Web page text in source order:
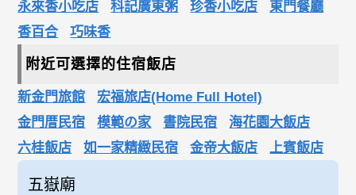
永來香小吃店
科記廣東粥 珍香小吃店
東門餐廳
香百合
巧味香
附近可選擇的住宿飯店
新金門旅館
宏福旅店(Home Full Hotel)
金門厝民宿
模範の家 書院民宿
海花園大飯店
六桂飯店
如一家精緻民宿 金帝大飯店 上賓飯店
五嶽廟